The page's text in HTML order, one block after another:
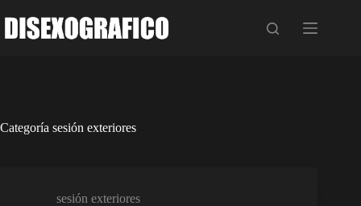
al
contenido
Categoría sesión exteriores
sesión exteriores